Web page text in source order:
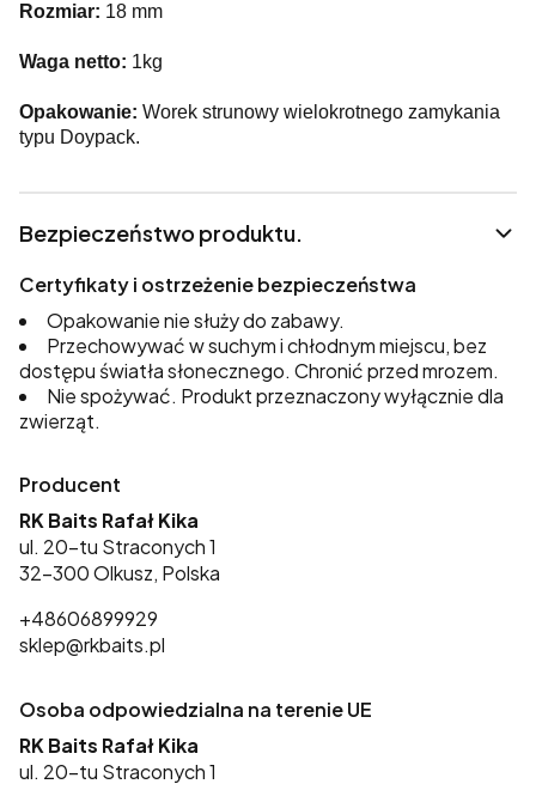
Rozmiar: 18 mm
Waga netto: 1kg
Opakowanie: Worek strunowy wielokrotnego zamykania
typu Doypack.
Bezpieczeństwo produktu.
Certyfikaty i ostrzeżenie bezpieczeństwa
Opakowanie nie służy do zabawy.
Przechowywać w suchym i chłodnym miejscu, bez
dostępu światła słonecznego. Chronić przed mrozem.
Nie spożywać. Produkt przeznaczony wyłącznie dla
zwierząt.
Producent
RK Baits Rafał Kika
ul. 20-tu Straconych 1
32-300 Olkusz, Polska
+48606899929
sklep@rkbaits.pl
Osoba odpowiedzialna na terenie UE
RK Baits Rafał Kika
ul. 20-tu Straconych 1